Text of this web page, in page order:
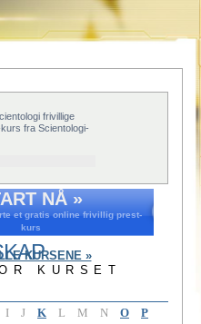
frivillige
fra Scientologi-
NÅ »
et gratis online frivillig prest-
kurs
KURSENE »
KURSET
I J K L M N O
P